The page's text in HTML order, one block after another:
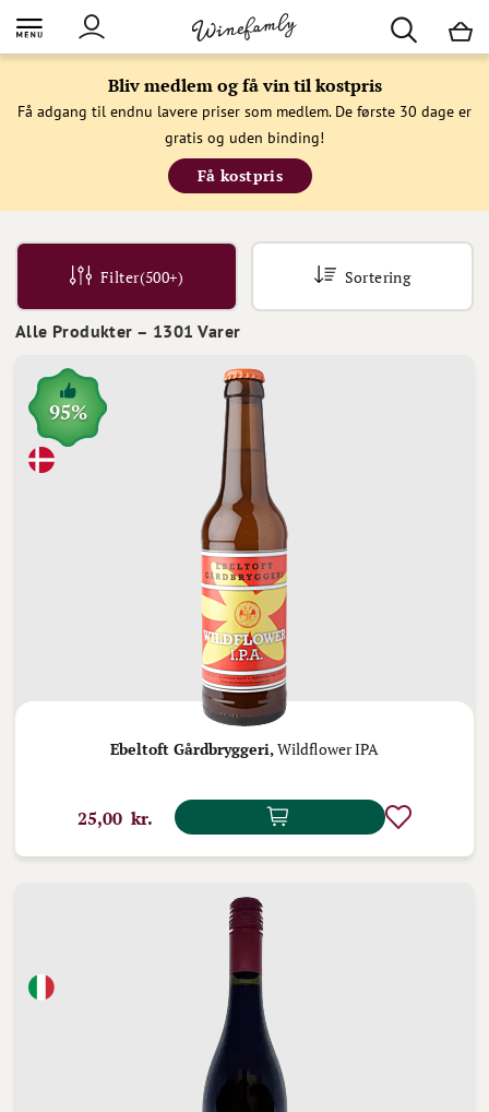
Bliv medlem og få vin til kostpris
Få adgang til endnu lavere priser som medlem. De første 30 dage er
gratis og uden binding!
Få kostpris
Alle Produkter – 1301 Varer
Filter(500+) Sortering
95%
Ebeltoft Gårdbryggeri, Wildflower IPA
25,00 kr.